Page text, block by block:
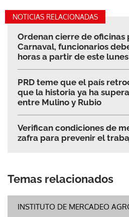
NOTICIAS RELACIONADAS
Ordenan cierre de oficinas
Carnaval, funcionarios
horas a partir de este lunes
PRD teme que el país
que la historia ya ha
entre Mulino y Rubio
Verifican condiciones de
zafra para prevenir el
Temas relacionados
INSTITUTO DE MERCADEO